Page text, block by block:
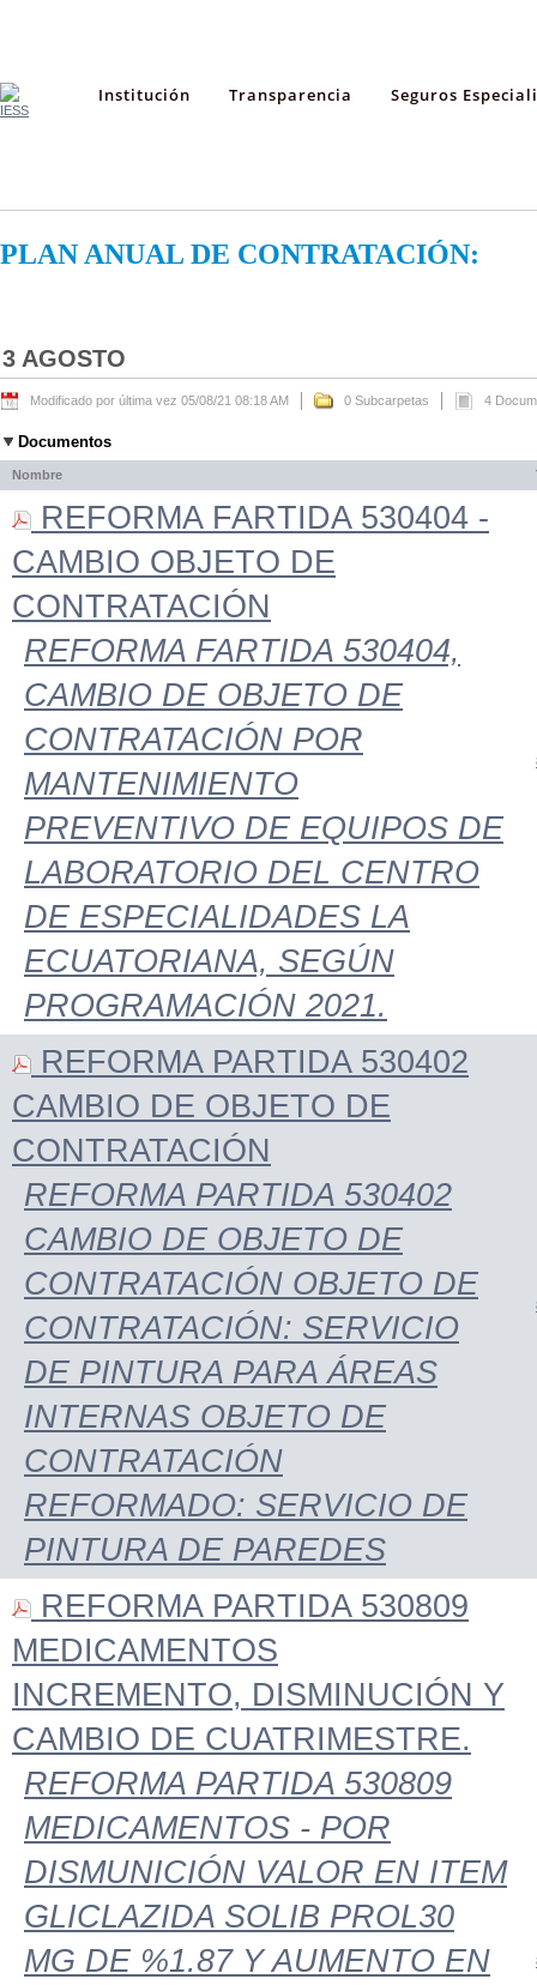
Institución Transparencia Seguros
PLAN ANUAL DE CONTRATACIÓN:
3 AGOSTO
Modificado por última vez 05/08/21 08:18 AM 0 Subcarpetas 4
Documentos
Nombre
REFORMA FARTIDA 530404 -
CAMBIO OBJETO DE
CONTRATACIÓN
REFORMA FARTIDA 530404,
CAMBIO DE OBJETO DE
CONTRATACIÓN POR
MANTENIMIENTO
PREVENTIVO DE EQUIPOS DE
LABORATORIO DEL CENTRO
DE ESPECIALIDADES LA
ECUATORIANA, SEGÚN
PROGRAMACIÓN 2021.
REFORMA PARTIDA 530402
CAMBIO DE OBJETO DE
CONTRATACIÓN
REFORMA PARTIDA 530402
CAMBIO DE OBJETO DE
CONTRATACIÓN OBJETO DE
CONTRATACIÓN: SERVICIO
DE PINTURA PARA ÁREAS
INTERNAS OBJETO DE
CONTRATACIÓN
REFORMADO: SERVICIO DE
PINTURA DE PAREDES
REFORMA PARTIDA 530809
MEDICAMENTOS
INCREMENTO, DISMINUCIÓN Y
CAMBIO DE CUATRIMESTRE.
REFORMA PARTIDA 530809
MEDICAMENTOS - POR
DISMUNICIÓN VALOR EN ITEM
GLICLAZIDA SOLIB PROL30
MG DE %1.87 Y AUMENTO EN